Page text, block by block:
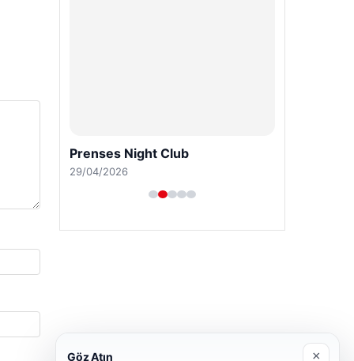
Prenses Night Club
29/04/2026
Göz Atın ×